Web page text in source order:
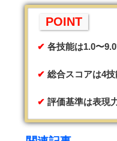
POINT
各技能は1.0〜
総合スコアは4
評価基準は表現